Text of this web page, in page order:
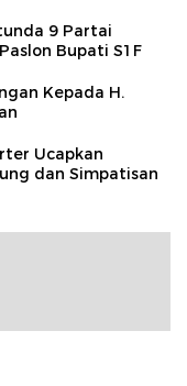
9 Partai
Bupati S1F
Kepada H.
Ucapkan
dan Simpatisan